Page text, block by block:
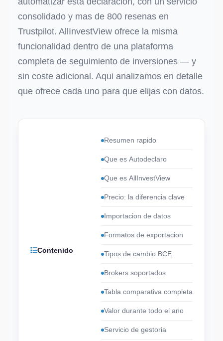
consolidado y mas de 800 resenas en
Trustpilot. AllInvestView ofrece la misma
funcionalidad dentro de una plataforma
completa de seguimiento de inversiones — y
sin coste adicional. Aqui analizamos en detalle
que ofrece cada uno para que elijas con datos.
Contenido
Resumen rapido
Que es Autodeclaro
Que es AllInvestView
Precio: la diferencia clave
Importacion de datos
Formatos de exportacion
Tipos de cambio BCE
Brokers soportados
Tabla comparativa completa
Valor durante todo el ano
Servicio de gestoria